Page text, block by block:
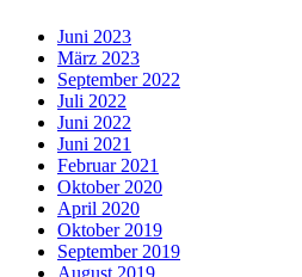
Juni 2023
März 2023
September 2022
Juli 2022
Juni 2022
Juni 2021
Februar 2021
Oktober 2020
April 2020
Oktober 2019
September 2019
August 2019